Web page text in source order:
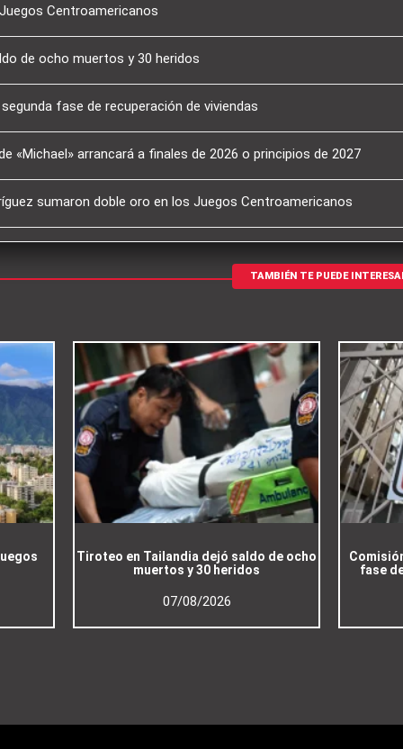
Centroamericanos
de ocho muertos y 30 heridos
fase de recuperación de viviendas
«Michael» arrancará a finales de 2026 o principios de 2027
sumaron doble oro en los Juegos Centroamericanos
TAMBIÉN TE PUEDE
Tiroteo en Tailandia dejó saldo de ocho
muertos y 30 heridos
07/08/2026
fase